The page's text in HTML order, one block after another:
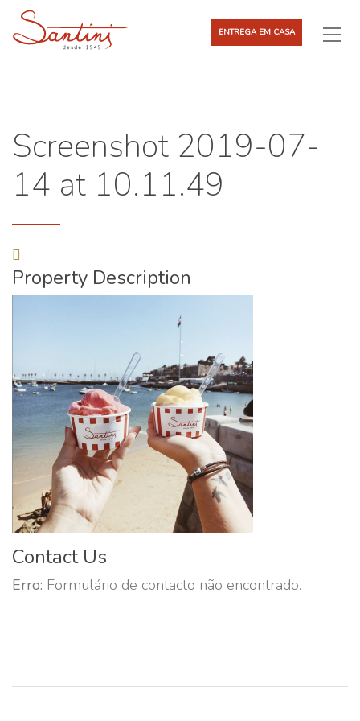
ENTREGA EM CASA
Screenshot 2019-07-
14 at 10.11.49
Property Description
Contact Us
Erro: Formulário de contacto não encontrado.